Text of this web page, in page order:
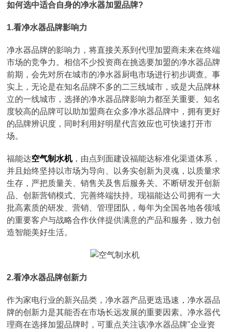
如何选中适合自身的净水器加盟品牌?
1.看净水器品牌影响力
净水器品牌的影响力，将直接关系到代理加盟商未来在终端
市场的竞争力。相信不少投资商在挑选要加盟的净水器品牌
前期，会先对所在城市的净水器厨电市场进行初步调查。事
实上，无论是在知名品牌不多的二三线城市，或是大品牌林
立的一线城市，选择的净水器品牌影响力都至关重要。知名
度较高的品牌可以助加盟商在众多净水器品牌中，拥有更好
的品牌辨识度，同时利用好明星代言效应也可快速打开市
场。
福能达空气制水机，由点到面建设福能达标准化渠道体系，
并且始终坚持以市场为导向、以务实创新为灵魂，以质量求
生存，严把质量关、销售关及售后服务关。不断研发开创新
品、创新营销模式、完善终端扶持。现福能达公司拥有一大
批高素质的研发、营销、管理团队，每年为全国各地各领域
的重要客户与战略合作伙伴提供满意的产品和服务，致力创
造智能美好生活。
2.看净水器品牌创新力
作为家电行业的新兴品类，净水器产品更迭迅速，净水器品
牌的创新力是其能否在市场长远发展的重要因素。净水器代
理商在选择加盟品牌时，可重点关注该净水器品牌"企业资